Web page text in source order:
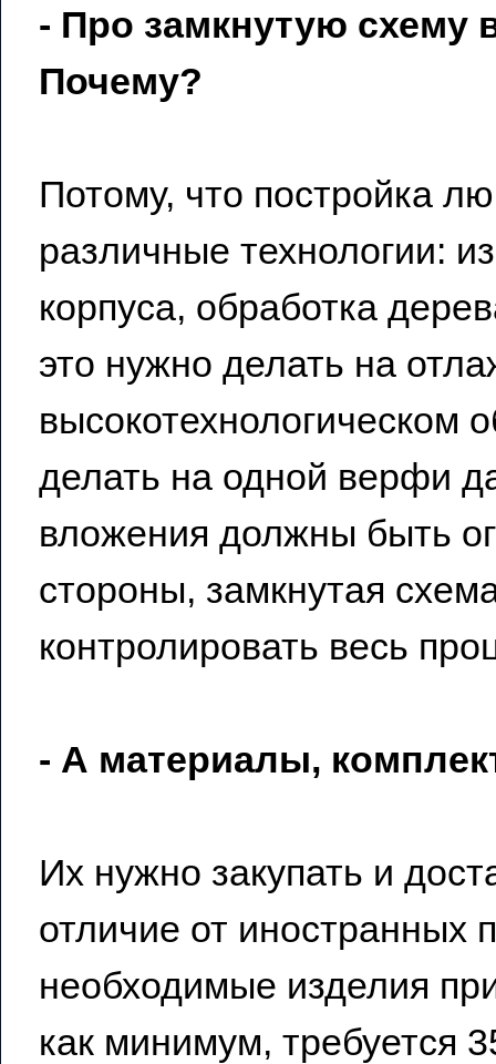
- Про замкнутую
Почему?
Потому, что постройка
различные технологии:
корпуса, обработка
это нужно делать на
высокотехнологическом
делать на одной верфи
вложения должны быть
стороны, замкнутая
контролировать весь
- А материалы,
Их нужно закупать и
отличие от иностранных
необходимые изделия
как минимум, требуется